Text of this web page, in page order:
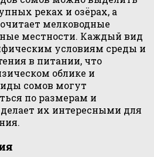
реках и озёрах, а
мелководные
местности. Каждый вид
условиям среды и
в питании, что
облике и
сомов могут
по размерам и
их интересными для